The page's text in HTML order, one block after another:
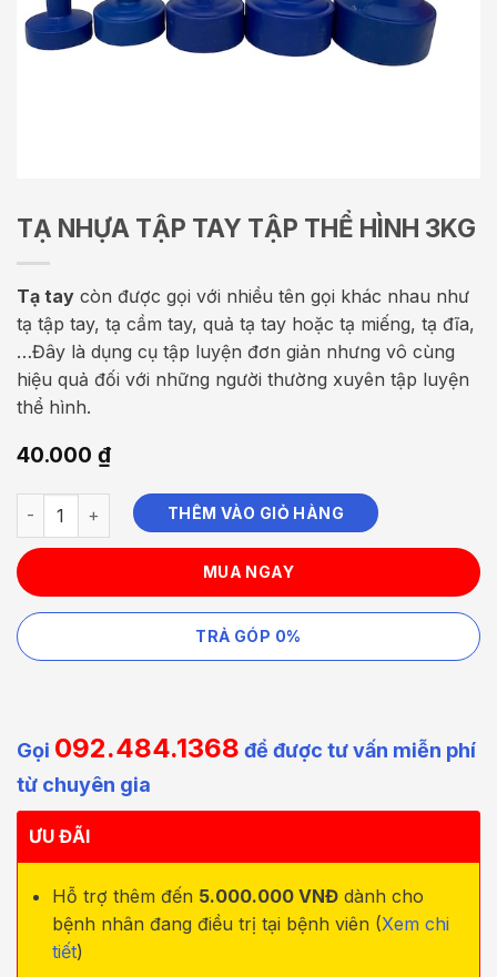
TẠ NHỰA TẬP TAY TẬP THỂ HÌNH 3KG
Tạ tay còn được gọi với nhiều tên gọi khác nhau như
tạ tập tay, tạ cầm tay, quả tạ tay hoặc tạ miếng, tạ đĩa,
…Đây là dụng cụ tập luyện đơn giản nhưng vô cùng
hiệu quả đối với những người thường xuyên tập luyện
thể hình.
40.000 ₫
TẠ NHỰA TẬP TAY TẬP THỂ HÌNH 3KG số lượng
THÊM VÀO GIỎ HÀNG
MUA NGAY
TRẢ GÓP 0%
Gọi 092.484.1368 để được tư vấn miễn phí
từ chuyên gia
ƯU ĐÃI
Hỗ trợ thêm đến 5.000.000 VNĐdành cho
bệnh nhân đang điều trị tại bệnh viên (Xem chi
tiết)